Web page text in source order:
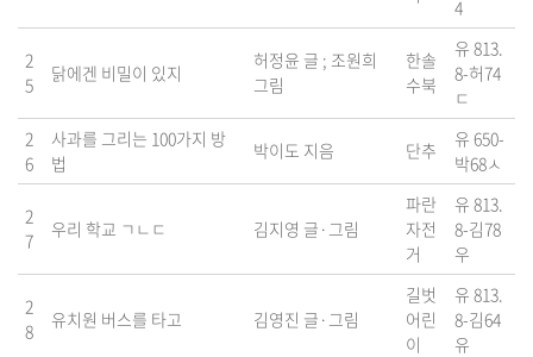
4
2
5
닭에겐 비밀이 있지
허정윤 글 ; 조원희
그림
한솔
수북
유 813.
8-허74
ㄷ
2
6
사과를 그리는 100가지 방
법
박이도 지음 단추
유 650-
박68ㅅ
2
7
우리 학교 ㄱㄴㄷ 김지영 글·그림
파란
자전
거
유 813.
8-김78
우
2
8
유치원 버스를 타고 김영진 글·그림
길벗
어린
이
유 813.
8-김64
유